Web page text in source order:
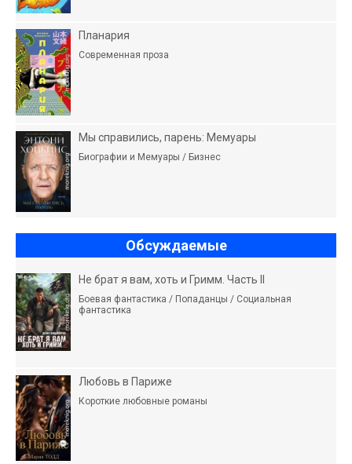
Планария
Современная проза
Мы справились, парень: Мемуары
Биографии и Мемуары / Бизнес
Обсуждаемые
Не брат я вам, хоть и Гримм. Часть II
Боевая фантастика / Попаданцы / Социальная
фантастика
Любовь в Париже
Короткие любовные романы